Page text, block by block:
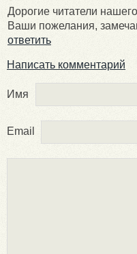
Дорогие читатели
Ваши пожелания,
ответить
Написать комментарий
Имя
Email